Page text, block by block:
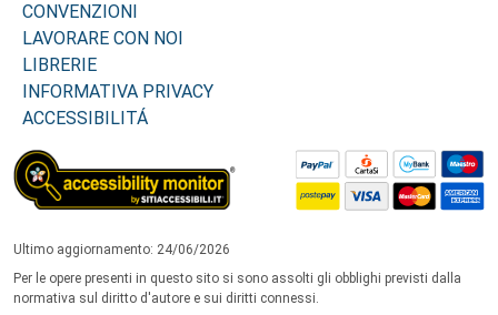
CONVENZIONI
LAVORARE CON NOI
LIBRERIE
INFORMATIVA PRIVACY
ACCESSIBILITÁ
Ultimo aggiornamento: 24/06/2026
Per le opere presenti in questo sito si sono assolti gli obblighi previsti dalla
normativa sul diritto d'autore e sui diritti connessi.